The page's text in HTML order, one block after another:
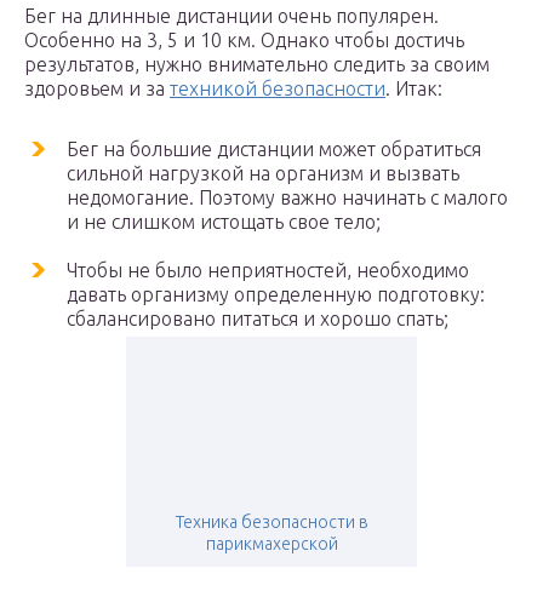
Бег на длинные дистанции очень популярен.
Особенно на 3, 5 и 10 км. Однако чтобы достичь
результатов, нужно внимательно следить за своим
здоровьем и за техникой безопасности. Итак:
Бег на большие дистанции может обратиться
сильной нагрузкой на организм и вызвать
недомогание. Поэтому важно начинать с малого
и не слишком истощать свое тело;
Чтобы не было неприятностей, необходимо
давать организму определенную подготовку:
сбалансировано питаться и хорошо спать;
Техника безопасности в
парикмахерской